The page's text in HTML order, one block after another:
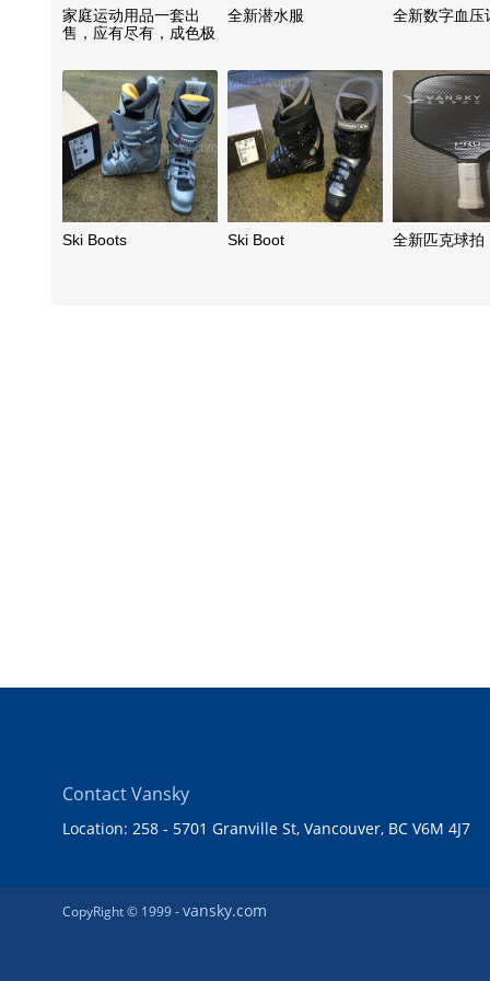
家庭运动用品一套出
售，应有尽有，成色极
全新状态
全新潜水服 全新数字血压
Ski Boots Ski Boot 全新匹克球拍
Contact Vansky
Location: 258 - 5701 Granville St, Vancouver, BC V6M 4J7
CopyRight © 1999 -vansky.com